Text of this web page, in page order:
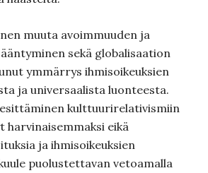
muuta avoimmuuden ja
sekä globalisaation
ymmärrys ihmisoikeuksien
ja universaalista luonteesta.
kulttuurirelativismiin
harvinaisemmaksi eikä
ja ihmisoikeuksien
puolustettavan vetoamalla